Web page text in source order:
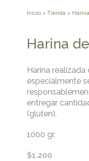
Inicio >Tienda >
Harina
Harina
especialmente
entregar
(gluten).
1000 gr.
$1.200